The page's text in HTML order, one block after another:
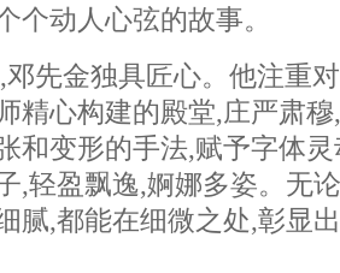
个动人心弦的故事。
先金独具匠心。他注重
精心构建的殿堂,庄严肃
和变形的手法,赋予字体
,轻盈飘逸,婀娜多姿。无
腻,都能在细微之处,彰显